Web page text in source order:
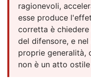
ragionevoli,
esse produce
corretta è chiedere
del difensore, e
proprie generalità,
non è un atto